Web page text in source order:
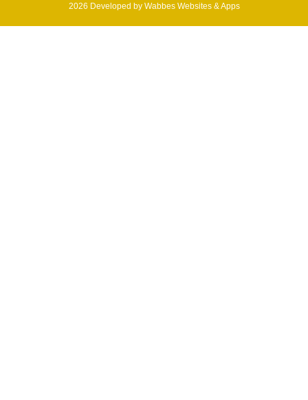
2026 Developed by Wabbes Websites & Apps